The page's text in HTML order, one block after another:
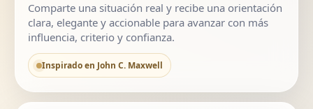
Comparte una situación real y recibe una orientación
clara, elegante y accionable para avanzar con más
influencia, criterio y confianza.
Inspirado en John C. Maxwell